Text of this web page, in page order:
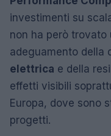
investimenti su
non ha però trovato
adeguamento della
elettrica e della
effetti visibili
Europa, dove sono
progetti.